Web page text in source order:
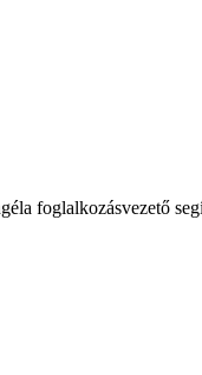
foglalkozásvezető